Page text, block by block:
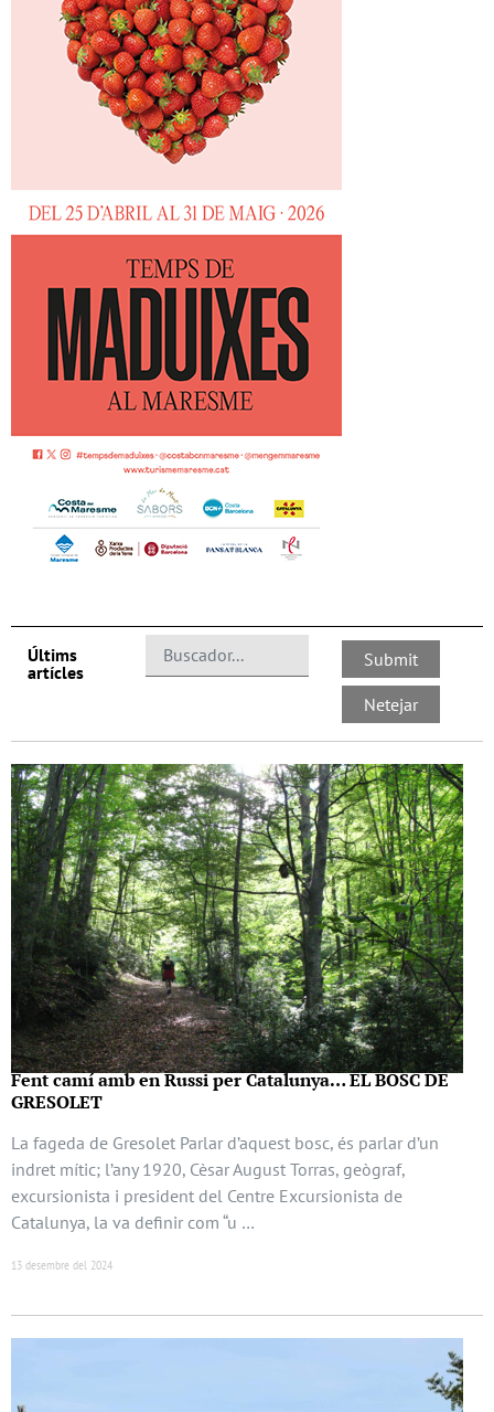
Últims
artícles
Fent camí amb en Russi per Catalunya… EL BOSC DE
GRESOLET
La fageda de Gresolet Parlar d’aquest bosc, és parlar d’un
indret mític; l’any 1920, Cèsar August Torras, geògraf,
excursionista i president del Centre Excursionista de
Catalunya, la va definir com “u …
13 desembre del 2024